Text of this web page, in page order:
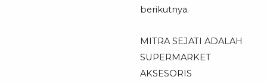
berikutnya.
MITRA SEJATI ADALAH
SUPERMARKET
AKSESORIS